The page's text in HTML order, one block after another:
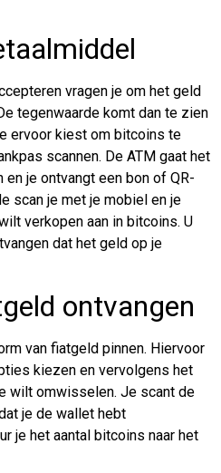
vragen je om het geld
tegenwaarde komt dan te zien
ervoor kiest om bitcoins te
scannen. De ATM gaat het
je ontvangt een bon of QR-
scan je met je mobiel en je
verkopen aan in bitcoins. U
dat het geld op je
ontvangen
van fiatgeld pinnen. Hiervoor
kiezen en vervolgens het
wilt omwisselen. Je scant de
je de wallet hebt
je het aantal bitcoins naar het